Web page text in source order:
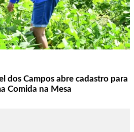
dos Campos abre cadastro para
Comida na Mesa